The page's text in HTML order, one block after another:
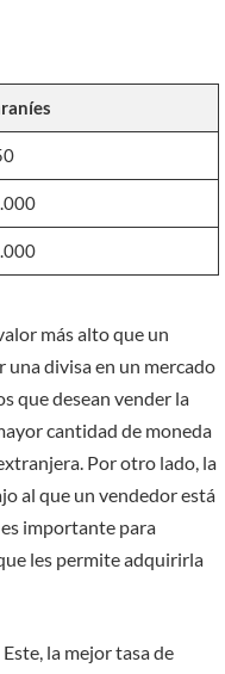
más alto que un
divisa en un mercado
que desean vender la
cantidad de moneda
Por otro lado, la
al que un vendedor está
importante para
les permite adquirirla
la mejor tasa de